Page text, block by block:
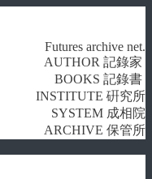
Futures archive net.
AUTHOR 記錄家
BOOKS 記錄書
INSTITUTE 硏究所
SYSTEM 成相院
ARCHIVE 保管所